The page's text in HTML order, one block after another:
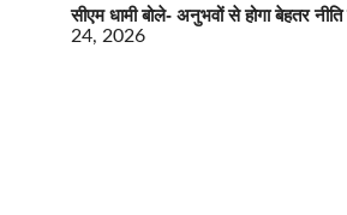
सीएम धामी बोले- अनुभवों से होगा बेहतर नीति
24, 2026